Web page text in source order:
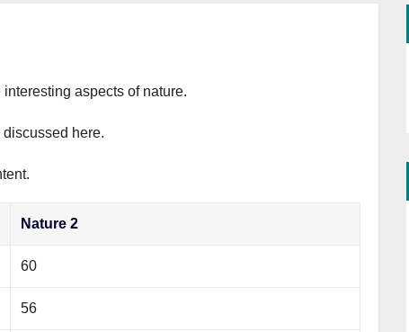
aspects of nature.
here.
Nature 2
60
56